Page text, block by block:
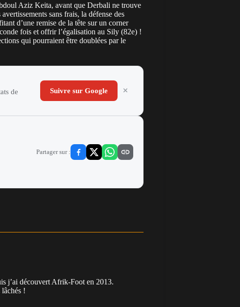
Aziz Keita, avant que Derbali ne trouve
sans frais, la défense des
d’une remise de la tête sur un corner
fois et offrir l’égalisation au Sily (82e) !
qui pourraient être doublées par le
de
Suivre sur Google
Partager sur :
j’ai découvert Afrik-Foot en 2013.
!